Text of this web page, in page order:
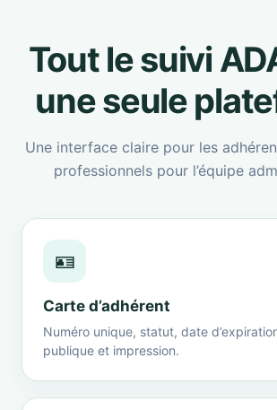
Tout le suivi
une seule
Une interface claire pour les
professionnels pour l’équipe
🪪
Carte d’adhérent
Numéro unique, statut, date
publique et impression.